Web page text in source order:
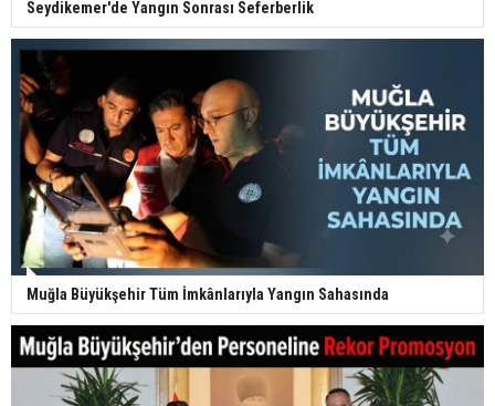
Seydikemer'de Yangın Sonrası Seferberlik
Muğla Büyükşehir Tüm İmkânlarıyla Yangın Sahasında